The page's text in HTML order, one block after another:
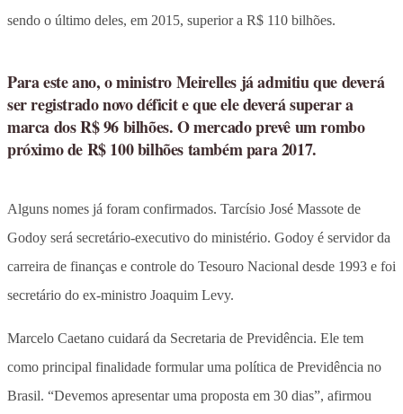
sendo o último deles, em 2015, superior a R$ 110 bilhões.
Para este ano, o ministro Meirelles já admitiu que deverá
ser registrado novo déficit e que ele deverá superar a
marca dos R$ 96 bilhões. O mercado prevê um rombo
próximo de R$ 100 bilhões também para 2017.
Alguns nomes já foram confirmados. Tarcísio José Massote de
Godoy será secretário-executivo do ministério. Godoy é servidor da
carreira de finanças e controle do Tesouro Nacional desde 1993 e foi
secretário do ex-ministro Joaquim Levy.
Marcelo Caetano cuidará da Secretaria de Previdência. Ele tem
como principal finalidade formular uma política de Previdência no
Brasil. “Devemos apresentar uma proposta em 30 dias”, afirmou